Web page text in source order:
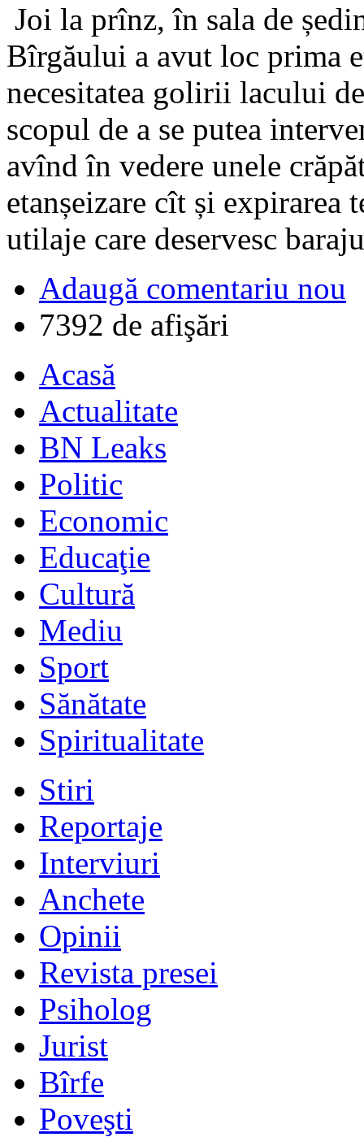
Joi la prînz, în sala de
Bîrgăului a avut loc prima
necesitatea golirii lacului
scopul de a se putea
avînd în vedere unele
etanșeizare cît și
utilaje care deservesc
Adaugă comentariu nou
7392 de afişări
Acasă
Actualitate
BN Leaks
Politic
Economic
Educaţie
Cultură
Mediu
Sport
Sănătate
Spiritualitate
Stiri
Reportaje
Interviuri
Anchete
Opinii
Revista presei
Psiholog
Jurist
Bîrfe
Poveşti